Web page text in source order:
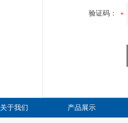
验证码：
关于我们 产品展示